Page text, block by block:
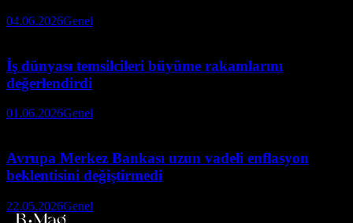
04.06.2026Genel
İş dünyası temsilcileri büyüme rakamlarını
değerlendirdi
01.06.2026Genel
Avrupa Merkez Bankası uzun vadeli enflasyon
beklentisini değiştirmedi
22.05.2026Genel